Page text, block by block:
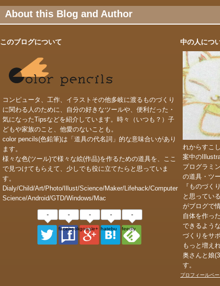
About this Blog and Author
このブログについて
コンピュータ、工作、イラストその他多岐に渡るものづくり
に関わる人のために、自分の好きなツールや、便利だった・
気になったTipsなどを紹介しています。時々（いつも？）子
どもや家族のこと、他愛のないことも。
color pencils(色鉛筆)は「道具の代名詞」的な意味合いがあり
ます。
様々な色(ツール)で様々な絵(作品)を作るための道具を、ここ
で見つけてもらえて、少しでも役に立てたらと思っていま
す。
Dialy/Child/Art/Photo/Illust/Science/Maker/Lifehack/Computer
Science/Android/GTD/Windows/Mac
- -
facebook_page
-
google+
-
hatebu
-
feedly
中の人につ
れからすこ
案中の
プログラミ
の道具・ツ
『ものづく
と思ってい
がブログで
自体を作っ
できるよう
づくりをサ
もっと増え
奥さんと娘
す。
プロフィールペ